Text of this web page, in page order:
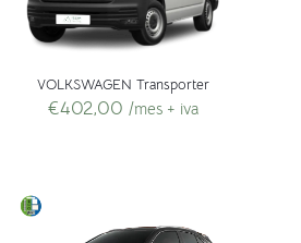
VOLKSWAGEN Transporter
€402,00 /mes + iva